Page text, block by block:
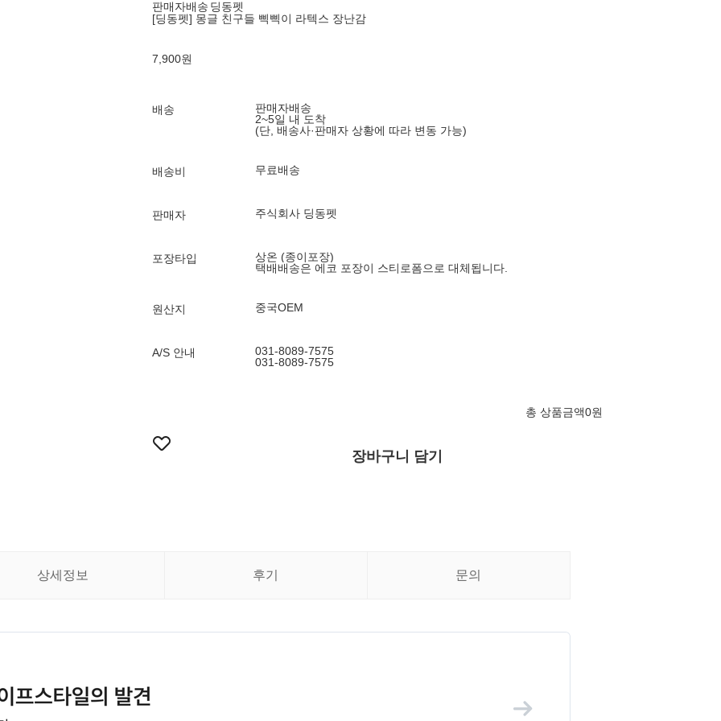
판매자배송 딩동펫
[딩동펫] 몽글 친구들 삑삑이 라텍스 장난감
7,900원
배송
판매자배송
2~5일 내 도착
(단, 배송사·판매자 상황에 따라 변동 가능)
배송비 무료배송
판매자 주식회사 딩동펫
포장타입
상온 (종이포장)
택배배송은 에코 포장이 스티로폼으로 대체됩니다.
원산지 중국OEM
A/S 안내
031-8089-7575
031-8089-7575
총 상품금액0원
장바구니 담기
상세정보 후기 문의